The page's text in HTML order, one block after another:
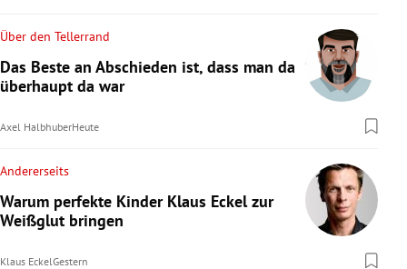
Über den Tellerrand
Das Beste an Abschieden ist, dass man da
überhaupt da war
Axel HalbhuberHeute
Andererseits
Warum perfekte Kinder Klaus Eckel zur
Weißglut bringen
Klaus EckelGestern